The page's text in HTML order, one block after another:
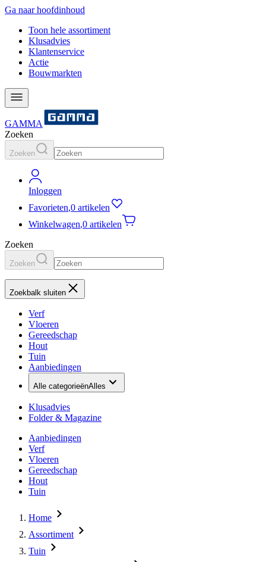
Ga naar hoofdinhoud
Toon hele assortiment
Klusadvies
Klantenservice
Actie
Bouwmarkten
GAMMA
Zoeken
Zoeken
Inloggen
Favorieten,0 artikelen
Winkelwagen,0 artikelen
Zoeken
Zoeken
Zoekbalk sluiten
Verf
Vloeren
Gereedschap
Hout
Tuin
Aanbiedingen
Alle categorieënAlles
Klusadvies
Folder & Magazine
Aanbiedingen
Verf
Vloeren
Gereedschap
Hout
Tuin
Home
Assortiment
Tuin